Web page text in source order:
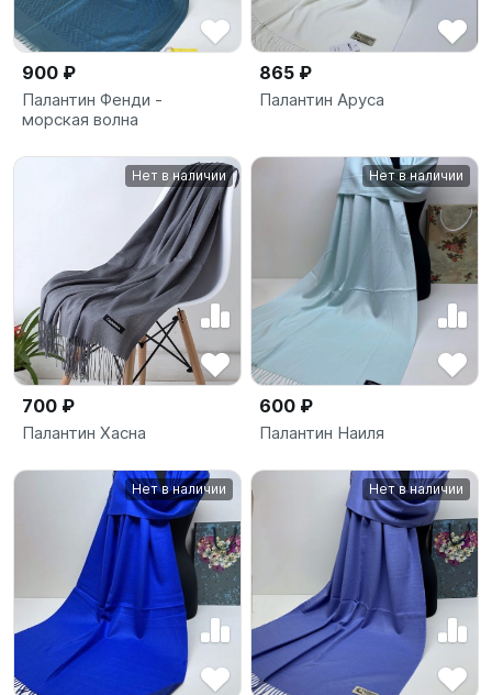
900 ₽
Палантин Фенди -
морская волна
865 ₽
Палантин Аруса
Нет в наличии
700 ₽
Палантин Хасна
Нет в наличии
600 ₽
Палантин Наиля
Нет в наличии Нет в наличии